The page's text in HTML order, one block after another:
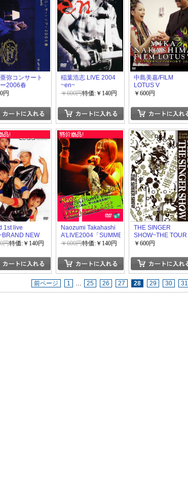
弥コンサート
2006春
no
円
稲葉浩志 LIVE 2004
~en~
￥600円特価:￥140円
中島美嘉/FILM
LOTUS V
SOUTHERN
￥600円
1st live
NEW
円特価:￥140円
Naozumi Takahashi
A’LIVE2004「SUMMER
WIND」
￥600円特価:￥140円
THE SINGER
SHOW~THE TOUR
OF MISIA 2005
￥600円
前ページ 1 … 25 26 27 28 29 30 31